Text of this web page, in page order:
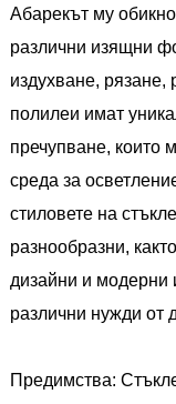
Абарекът му
различни изящни
издухване, рязане,
полилеи имат
пречупване, които
среда за
стиловете на
разнообразни,
дизайни и модерни
различни нужди от
Предимства: